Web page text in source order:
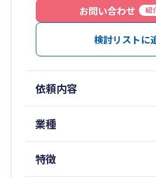
法人や個人の税務顧問のほか
相続対策なども多数手がけて
また、記帳、経理、申告のほ
お問い合わせ
紹
検討リストに
依頼内容
業種
特徴